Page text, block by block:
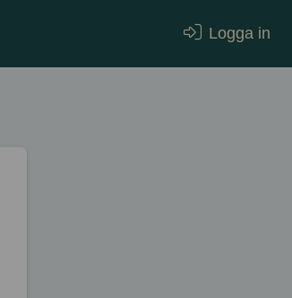
Logga in